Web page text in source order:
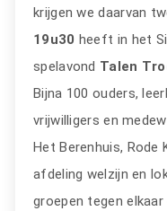
krijgen we daarvan
19u30 heeft in het
spelavond Talen
Bijna 100 ouders,
vrijwilligers en
Het Berenhuis, Rode
afdeling welzijn en
groepen tegen